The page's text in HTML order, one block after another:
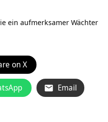
ein aufmerksamer Wächter
on X
Email